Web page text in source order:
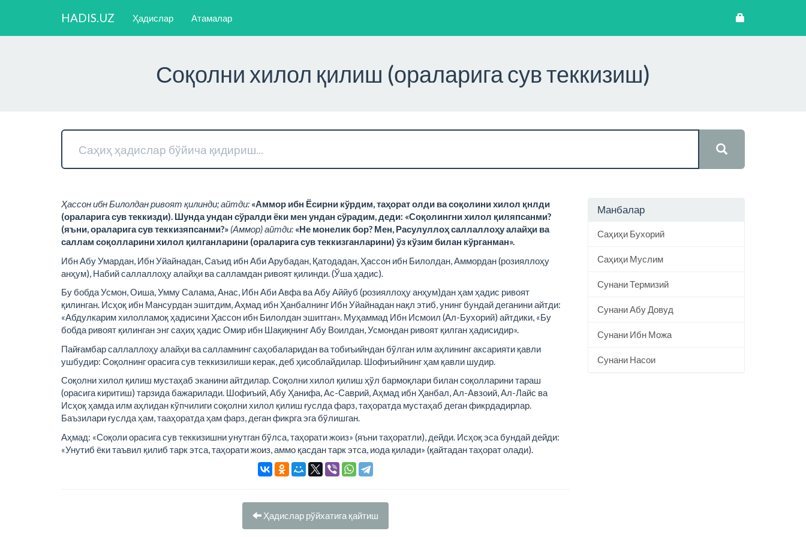
HADIS.UZ Ҳадислар Атамалар
Соқолни хилол қилиш (ораларига сув теккизиш)
Ҳассон ибн Билолдан ривоят қилинди; айтди: «Аммор ибн Ёсирни кўрдим, таҳорат олди ва соқолини хилол қнлди
(ораларига сув теккизди). Шунда ундан сўралди ёки мен ундан сўрадим, деди: «Соқолингни хилол қиляпсанми?
(яъни, ораларига сув теккизяпсанми?» (Аммор) айтди: «Не монелик бор? Мен, Расулуллоҳ саллаллоҳу алайҳи ва
саллам соқолларини хилол қилганларини (ораларига сув теккизганларини) ўз кўзим билан кўрганман».
Ибн Абу Умардан, Ибн Уйайнадан, Саъид ибн Аби Арубадан, Қатодадан, Ҳассон ибн Билолдан, Аммордан (розияллоҳу
анҳум), Набий саллаллоҳу алайҳи ва салламдан ривоят қилинди. (Ўша ҳадис).
Бу бобда Усмон, Оиша, Умму Салама, Анас, Ибн Аби Авфа ва Абу Аййуб (розияллоҳу анҳум)дан ҳам ҳадис ривоят
қилинган. Исҳоқ ибн Мансурдан эшитдим, Аҳмад ибн Ҳанбалнинг Ибн Уйайнадан нақл этиб, унинг бундай деганини айтди:
«Абдулкарим хилолламоқ ҳадисини Ҳассон ибн Билолдан эшитган». Муҳаммад Ибн Исмоил (Ал-Бухорий) айтдики, «Бу
бобда ривоят қилинган энг саҳиҳ ҳадис Омир ибн Шақиқнинг Абу Воилдан, Усмондан ривоят қилган ҳадисидир».
Пайғамбар саллаллоҳу алайҳи ва салламнинг саҳобаларидан ва тобиъийндан бўлган илм аҳлининг аксарияти қавли
ушбудир: Соқолнинг орасига сув теккизилиши керак, деб ҳисоблайдилар. Шофиъийнинг ҳам қавли шудир.
Соқолни хилол қилиш мустаҳаб эканини айтдилар. Соқолни хилол қилиш ҳўл бармоқлари билан соқолларини тараш
(орасига киритиш) тарзида бажарилади. Шофиъий, Абу Ҳанифа, Ас-Саврий, Аҳмад ибн Ҳанбал, Ал-Авзоий, Ал-Лайс ва
Исҳоқ ҳамда илм аҳлидан кўпчилиги соқолни хилол қилиш ғуслда фарз, таҳоратда мустаҳаб деган фикрдадирлар.
Баъзилари ғуслда ҳам, тааҳоратда ҳам фарз, деган фикрга эга бўлишган.
Аҳмад: «Соқоли орасига сув теккизишни унутган бўлса, таҳорати жоиз» (яъни таҳоратли), дейди. Исҳоқ эса бундай дейди:
«Унутиб ёки таъвил қилиб тарк этса, таҳорати жоиз, аммо қасдан тарк этса, иода қилади» (қайтадан таҳорат олади).
Ҳадислар рўйхатига қайтиш
Манбалар
Саҳиҳи Бухорий
Саҳиҳи Муслим
Сунани Термизий
Сунани Абу Довуд
Сунани Ибн Можа
Сунани Насои